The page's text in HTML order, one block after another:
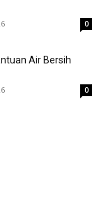
0
Air Bersih
0